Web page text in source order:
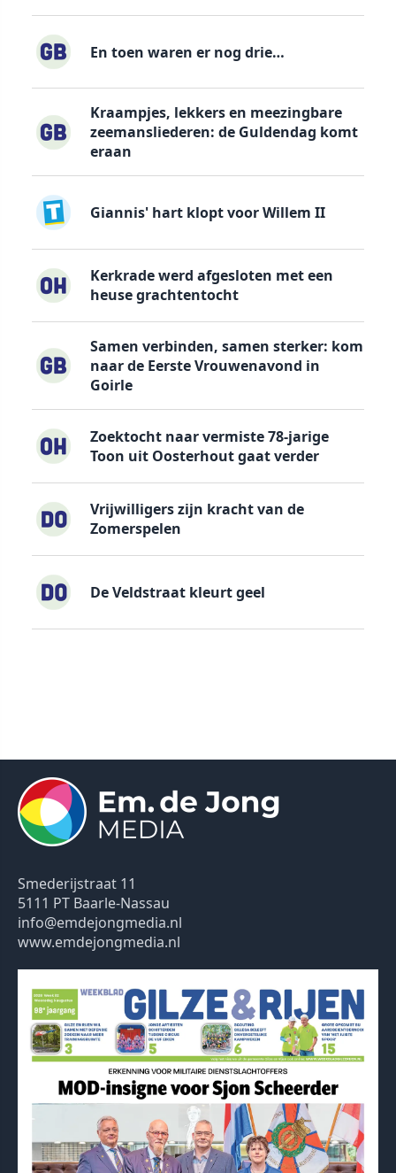
En toen waren er nog drie…
Kraampjes, lekkers en meezingbare
zeemansliederen: de Guldendag komt
eraan
Giannis' hart klopt voor Willem II
Kerkrade werd afgesloten met een
heuse grachtentocht
Samen verbinden, samen sterker: kom
naar de Eerste Vrouwenavond in
Goirle
Zoektocht naar vermiste 78-jarige
Toon uit Oosterhout gaat verder
Vrijwilligers zijn kracht van de
Zomerspelen
De Veldstraat kleurt geel
Smederijstraat 11
5111 PT Baarle-Nassau
info@emdejongmedia.nl
www.emdejongmedia.nl